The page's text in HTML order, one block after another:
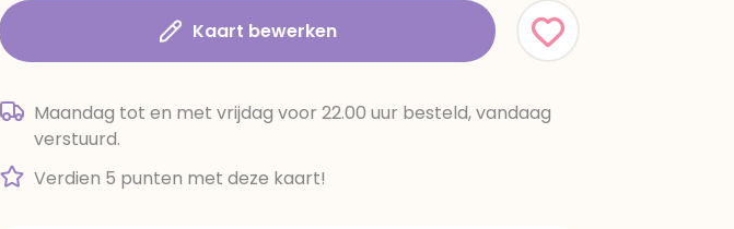
Kaart bewerken
Maandag tot en met vrijdag voor 22.00 uur besteld, vandaag
verstuurd.
Verdien 5 punten met deze kaart!